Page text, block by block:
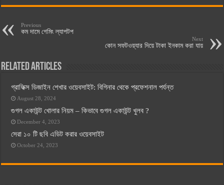
Previous
কম দামে গেমিং ল্যাপটপ
Next
কোন সফটওয়্যার দিয়ে টাকা ইনকাম করা যায়
Related Articles
গ্রাফিক্স ডিজাইন শেখার ওয়েবসাইট: বিগিনার থেকে প্রফেশনাল পর্যন্ত
August 28, 2024
গুগল একাউন্ট খোলার নিয়ম – কিভাবে গুগল একাউন্ট খুলব ?
December 4, 2023
সেরা ১০ টি ছবি এডিট করার ওয়েবসাইট
October 24, 2023